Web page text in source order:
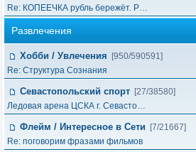
Re: КОПЕЕЧКА рубль бережёт. Р…
Развлечения
Хобби / Увлечения
[950/590591]
Re: Структура Сознания
Севастопольский спорт [27/38580]
Ледовая арена ЦСКА г. Севасто…
Флейм / Интересное в Cети
[7/21667]
Re: поговорим фразами фильмов